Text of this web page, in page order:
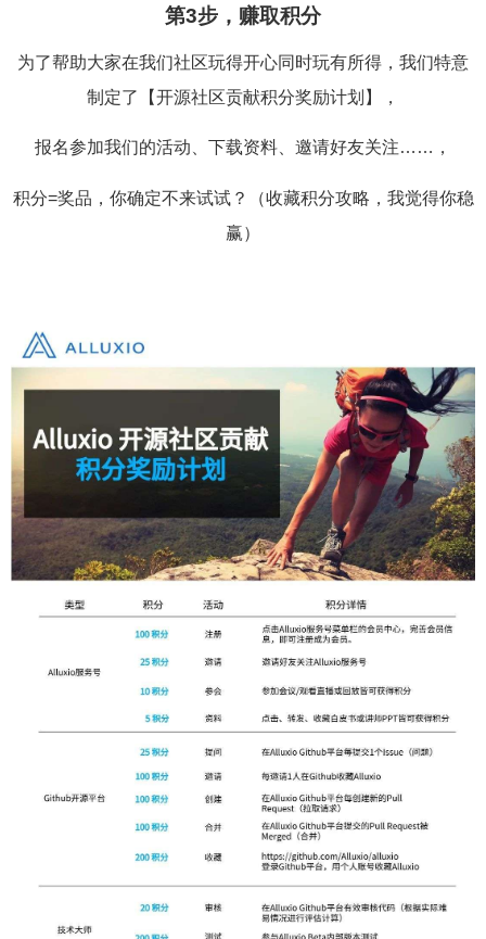
第3步，赚取积分
为了帮助大家在我们社区玩得开心同时玩有所得，我们特意
制定了【开源社区贡献积分奖励计划】，
报名参加我们的活动、下载资料、邀请好友关注……，
积分=奖品，你确定不来试试？（收藏积分攻略，我觉得你稳
赢）